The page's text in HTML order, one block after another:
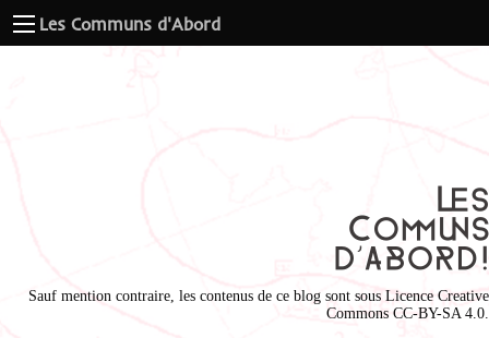
Les Communs d'Abord
Sauf mention contraire, les contenus de ce blog sont sous Licence Creative
Commons CC-BY-SA 4.0